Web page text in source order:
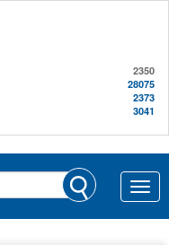
2350
28075
2373
3041
Toggle